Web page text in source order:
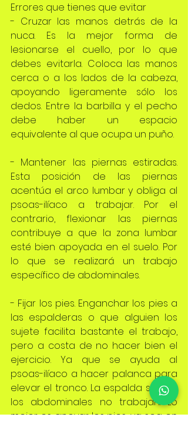
Errores que tienes que evitar
- Cruzar las manos detrás de la
nuca. Es la mejor forma de
lesionarse el cuello, por lo que
debes evitarla. Coloca las manos
cerca o a los lados de la cabeza,
apoyando ligeramente sólo los
dedos. Entre la barbilla y el pecho
debe haber un espacio
equivalente al que ocupa un puño.
- Mantener las piernas estiradas.
Esta posición de las piernas
acentúa el arco lumbar y obliga al
psoas-ilíaco a trabajar. Por el
contrario, flexionar las piernas
contribuye a que la zona lumbar
esté bien apoyada en el suelo. Por
lo que se realizará un trabajo
específico de abdominales.
- Fijar los pies. Enganchar los pies a
las espalderas o que alguien los
sujete facilita bastante el trabajo,
pero a costa de no hacer bien el
ejercicio. Ya que se ayuda al
psoas-ilíaco a hacer palanca para
elevar el tronco. La espalda sufre y
los abdominales no trabajan. Lo
mejor es apoyar los pies, ya sea en